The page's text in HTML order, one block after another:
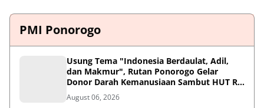
PMI Ponorogo
Usung Tema "Indonesia Berdaulat, Adil,
dan Makmur", Rutan Ponorogo Gelar
Donor Darah Kemanusiaan Sambut HUT RI
ke-81
August 06, 2026